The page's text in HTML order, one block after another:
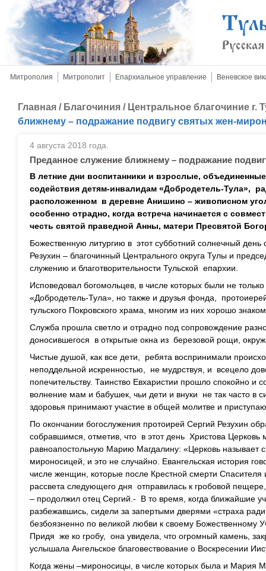
Митрополия Митрополит Епархиальное управление Веневское
Главная / Благочиния / Центральное благочиние г.
ближнему – подражание подвигу святых жен-
4 августа 2018 года.
Преданное служение ближнему – подражание
В летние дни воспитанники и взрослые,
содействия детям-инвалидам «Добродетель-Тула»,
расположенном в деревне Анишино – живописном
особенно отрадно, когда встреча начинается с
честь святой праведной Анны, матери Пресвятой
Божественную литургию в этот субботний солнечный
Резухин – благочинный Центрального округа Тулы и
служению и благотворительности Тульской епархии.
Исповедовал богомольцев, в числе которых были не
«Добродетель-Тула», но также и друзья фонда,
тульского Покровского храма, многим из них хорошо
Служба прошла светло и отрадно под сопровождение
доносившегося в открытые окна из березовой рощи,
Чистые душой, как все дети, ребята воспринимали
неподдельной искренностью, не мудрствуя, и всецело
попечительству. Таинство Евхаристии прошло спокойно и
волнение мам и бабушек, чьи дети и внуки не так часто в
здоровья принимают участие в общей молитве и
По окончании богослужения протоирей Сергий Резухин
собравшимся, отметив, что в этот день Христова Церковь
равноапостольную Марию Магдалину: «Церковь
мироносицей, и это не случайно. Евангельская история
числе женщин, которые после Крестной смерти Спасителя
рассвета следующего дня отправилась к гробовой
– продолжил отец Сергий.- В то время, когда ближайшие
разбежавшись, сидели за запертыми дверями «страха
безбоязненно по великой любви к своему Божественному
Придя же ко гробу, она увидела, что огромный камень,
услышала Ангельское благовествование о Воскресении
Когда жены –мироносицы, в числе которых была и Мария